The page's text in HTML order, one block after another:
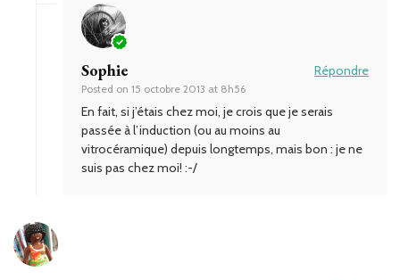
Sophie
Posted on 15 octobre 2013 at 8h56
Répondre
En fait, si j’étais chez moi, je crois que je serais
passée à l’induction (ou au moins au
vitrocéramique) depuis longtemps, mais bon : je ne
suis pas chez moi! :-/